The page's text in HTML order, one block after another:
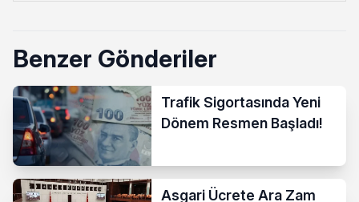
Benzer Gönderiler
Trafik Sigortasında Yeni
Dönem Resmen Başladı!
Asgari Ücrete Ara Zam